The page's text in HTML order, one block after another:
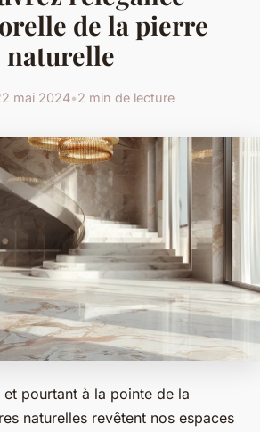
de la pierre
naturelle
mai 2024•2 min de lecture
et pourtant à la pointe de la
naturelles revêtent nos espaces